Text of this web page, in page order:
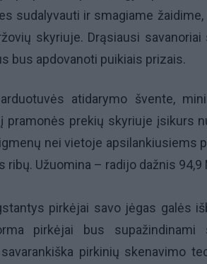
sudalyvauti ir smagiame
skyriuje. Drąsiausi
bus apdovanoti puikiais prizais.
atidarymo švente,
pramonės prekių skyriuje įsikurs
nei vietoje apsilankiusiems
ribų. Užuomina – radijo dažnis 94,9
pirkėjai savo jėgas galės
pirkėjai bus supažindinami
pirkinių skenavimo